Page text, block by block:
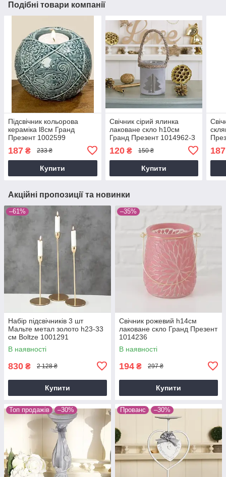
Подібні товари компанії
Підсвічник кольорова
кераміка l8см Гранд
Презент 1002599
187 ₴ 233 ₴
Купити
Свічник сірий ялинка
лаковане скло h10см
Гранд Презент 1014962-3
120₴ 150 ₴
Купити
187
Акційні пропозиції та новинки
–61%
Набір підсвічників 3 шт
Мальте метал золото h23-33
см Boltze 1001291
В наявності
830 ₴ 2 128 ₴
Купити
–35%
Свічник рожевий h14см
лаковане скло Гранд Презент
1014236
В наявності
194 ₴ 297 ₴
Купити
Топ продажів –30% Прованс –30%